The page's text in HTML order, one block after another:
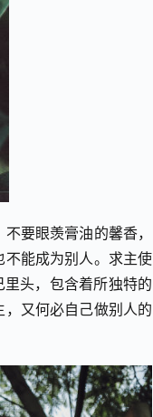
要眼羡膏油的馨香，
能成为别人。求主使
头，包含着所独特的
又何必自己做别人的